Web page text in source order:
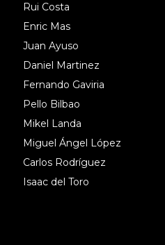
Rui Costa
Enric Mas
Juan Ayuso
Daniel Martinez
Fernando Gaviria
Pello Bilbao
Mikel Landa
Miguel Ángel López
Carlos Rodríguez
Isaac del Toro